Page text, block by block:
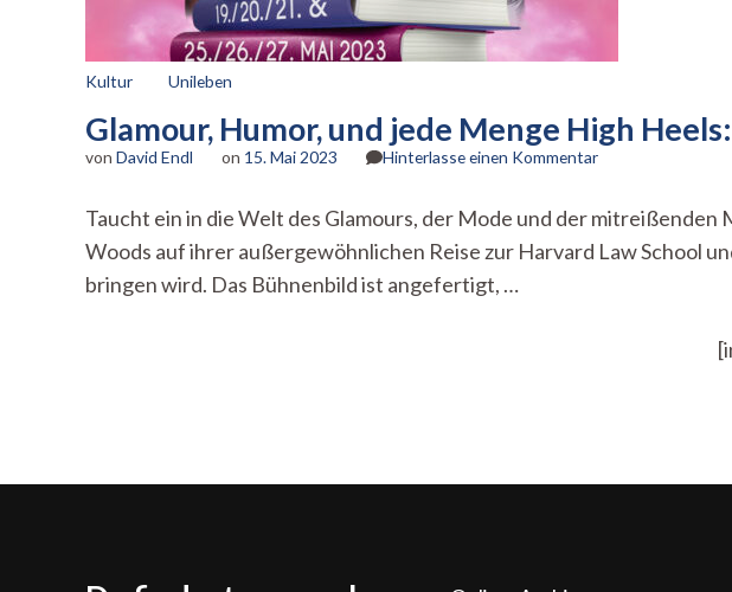
Kultur Unileben
Glamour, Humor, und jede Menge High
von David Endl on 15. Mai 2023 Hinterlasse einen Kommentarzu
und
jede
Taucht ein in die Welt des Glamours, der Mode und der
Woods auf ihrer außergewöhnlichen Reise zur Harvard Law School
bringen wird. Das Bühnenbild ist angefertigt, …